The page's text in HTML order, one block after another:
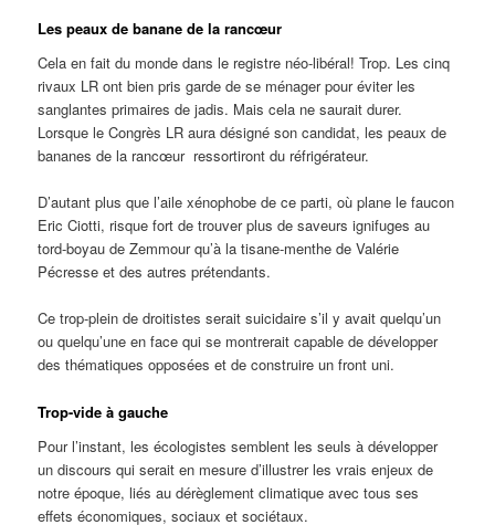
Les peaux de banane de la rancœur
Cela en fait du monde dans le registre néo-libéral! Trop. Les cinq
rivaux LR ont bien pris garde de se ménager pour éviter les
sanglantes primaires de jadis. Mais cela ne saurait durer.
Lorsque le Congrès LR aura désigné son candidat, les peaux de
bananes de la rancœur ressortiront du réfrigérateur.
D’autant plus que l’aile xénophobe de ce parti, où plane le faucon
Eric Ciotti, risque fort de trouver plus de saveurs ignifuges au
tord-boyau de Zemmour qu’à la tisane-menthe de Valérie
Pécresse et des autres prétendants.
Ce trop-plein de droitistes serait suicidaire s’il y avait quelqu’un
ou quelqu’une en face qui se montrerait capable de développer
des thématiques opposées et de construire un front uni.
Trop-vide à gauche
Pour l’instant, les écologistes semblent les seuls à développer
un discours qui serait en mesure d’illustrer les vrais enjeux de
notre époque, liés au dérèglement climatique avec tous ses
effets économiques, sociaux et sociétaux.